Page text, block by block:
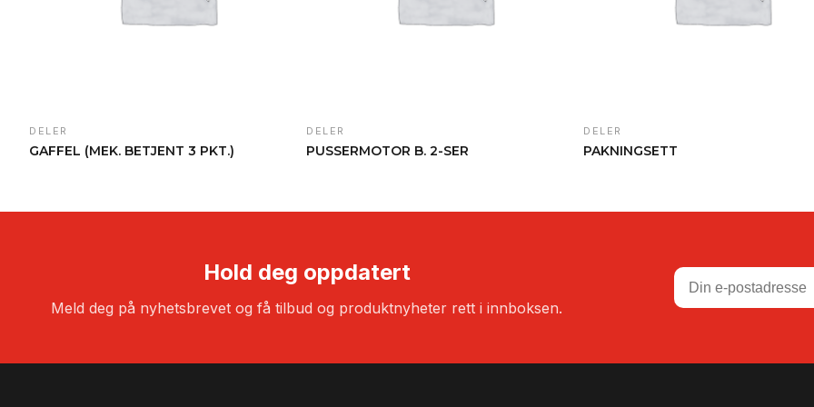
DELER
GAFFEL (MEK. BETJENT 3 PKT.)
DELER
PUSSERMOTOR B. 2-SER
DELER
PAKNINGSETT
Hold deg oppdatert
Meld deg på nyhetsbrevet og få tilbud og produktnyheter rett i innboksen.